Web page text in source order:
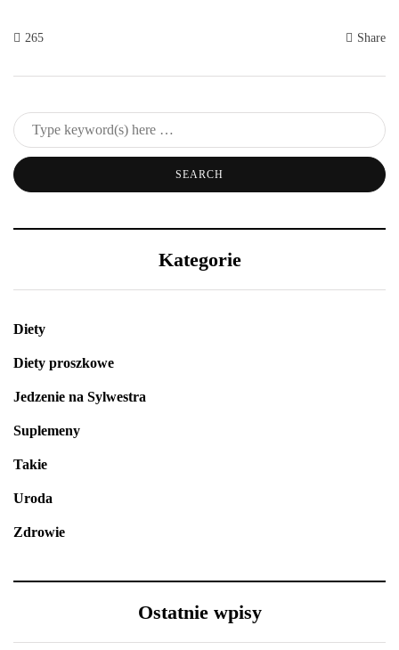
265 Share
Kategorie
Diety
Diety proszkowe
Jedzenie na Sylwestra
Suplemeny
Takie
Uroda
Zdrowie
Ostatnie wpisy